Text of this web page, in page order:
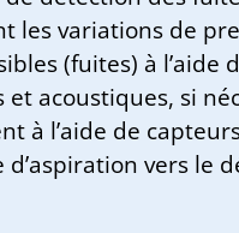
les variations de
(fuites) à l’aide
et acoustiques, si
à l’aide de
d’aspiration vers le